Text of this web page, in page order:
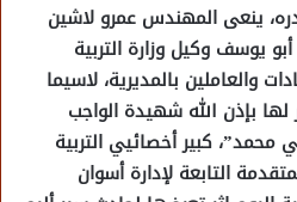
ينعى المهندس عمرو لاشين
يوسف وكيل وزارة التربية
والعاملين بالمديرية، لاسيما
لها بإذن الله شهيدة الواجب
محمد”، كبير أخصائيي التربية
التابعة لإدارة أسوان